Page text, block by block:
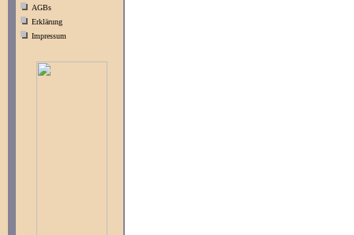
AGBs
Erklärung
Impressum